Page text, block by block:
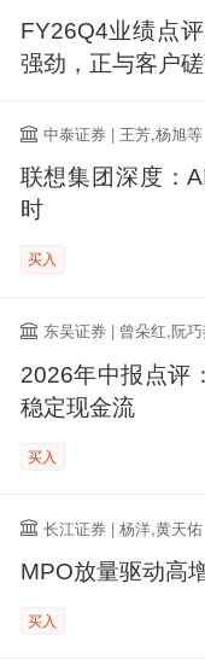
FY26Q4业绩点
强劲，正与客户
中泰证券 | 王芳,杨旭等
联想集团深度：
时
买入
东吴证券 | 曾朵红,阮
2026年中报点评
稳定现金流
买入
长江证券 | 杨洋,黄天佑
MPO放量驱动高
买入